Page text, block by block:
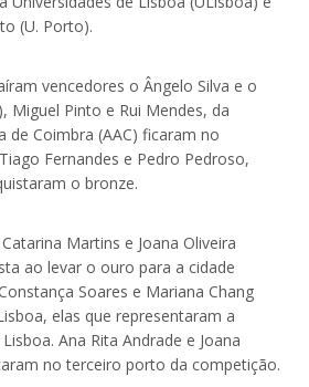
(U. Porto).
vencedores o Ângelo Silva e o
Miguel Pinto e Rui Mendes, da
de Coimbra (AAC) ficaram no
Fernandes e Pedro Pedroso,
o bronze.
Martins e Joana Oliveira
ao levar o ouro para a cidade
Soares e Mariana Chang
elas que representaram a
Ana Rita Andrade e Joana
no terceiro porto da competição.